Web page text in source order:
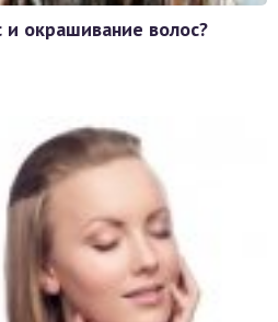
окрашивание волос?